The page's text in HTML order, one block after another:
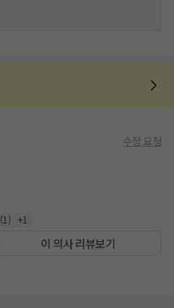
수정 요청
(1 ) +1
이 의사 리뷰보기